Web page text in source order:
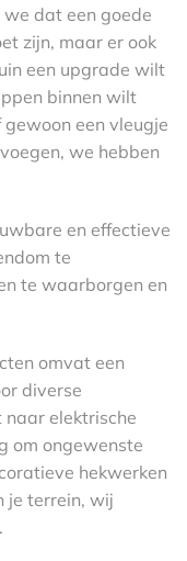
dat een goede
zijn, maar er ook
een upgrade wilt
binnen wilt
een vleugje
we hebben
en effectieve
te
te waarborgen en
omvat een
diverse
naar elektrische
om ongewenste
hekwerken
je terrein, wij